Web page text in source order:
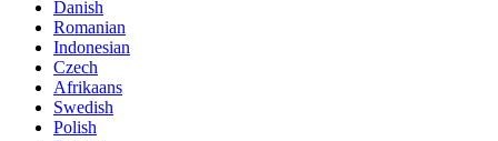
Danish
Romanian
Indonesian
Czech
Afrikaans
Swedish
Polish